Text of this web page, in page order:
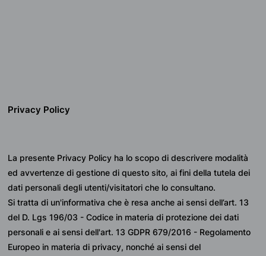
Privacy Policy
La presente Privacy Policy ha lo scopo di descrivere modalità
ed avvertenze di gestione di questo sito, ai fini della tutela dei
dati personali degli utenti/visitatori che lo consultano.
Si tratta di un'informativa che è resa anche ai sensi dell’art. 13
del D. Lgs 196/03 - Codice in materia di protezione dei dati
personali e ai sensi dell'art. 13 GDPR 679/2016 - Regolamento
Europeo in materia di privacy, nonché ai sensi del